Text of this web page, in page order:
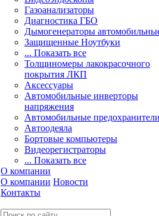
Газоанализаторы
Диагностика ГБО
Дымогенераторы
Защищенные Ноутбуки
... Показать все
Толщиномеры лакокрасочного
покрытия ЛКП
Аксессуары
Автомобильные инверторы
напряжения
Автомобильные
Автоодеяла
Бортовые компьютеры
Видеорегистраторы
... Показать все
О компании
О компании Новости
Контакты